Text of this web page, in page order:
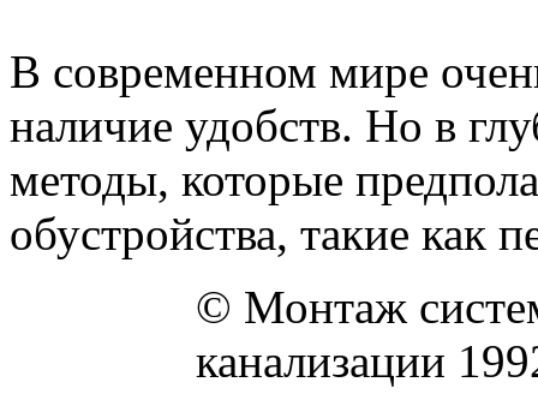
В современном мире
наличие удобств. Но в
методы, которые
обустройства, такие как
© Монтаж
канализации